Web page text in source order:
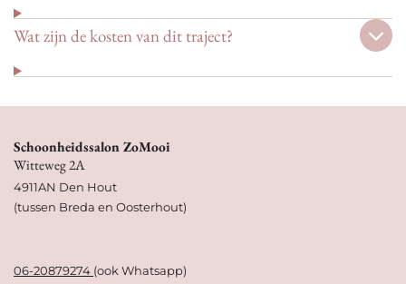
Wat zijn de kosten van dit traject?
Schoonheidssalon ZoMooi
Witteweg 2A
4911AN Den Hout
(tussen Breda en Oosterhout)
06-20879274 (ook Whatsapp)